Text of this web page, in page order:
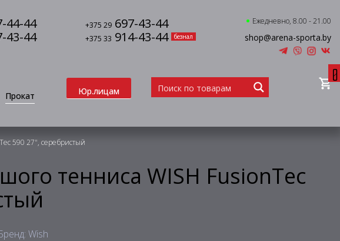
44-44 +375 29 697-43-44
43-44 +375 33 914-43-44 безнал
Ежедневно, 8.00 - 21.00
shop@arena-sporta.by
Прокат Юр.лицам
0
590 27", серебристый
тенниса WISH FusionTec
Wish